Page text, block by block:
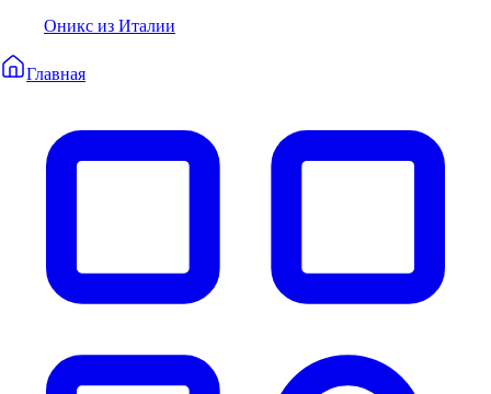
Оникс из Италии
Главная